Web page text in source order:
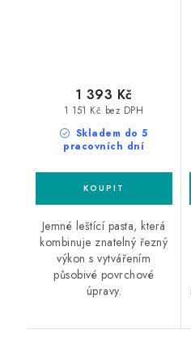
Skladem do 5
pracovních dní
1 151 Kč bez DPH
1 393 Kč
Jemné leštící pasta, která
kombinuje znatelný řezný
výkon s vytvářením
působivé povrchové
úpravy.